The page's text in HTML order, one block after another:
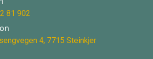
81 902
4, 7715 Steinkjer